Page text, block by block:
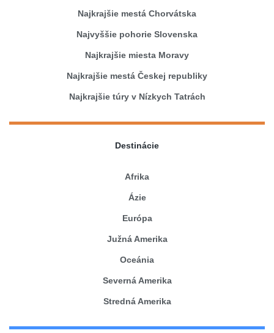
Najkrajšie mestá Chorvátska
Najvyššie pohorie Slovenska
Najkrajšie miesta Moravy
Najkrajšie mestá Českej republiky
Najkrajšie túry v Nízkych Tatrách
Destinácie
Afrika
Ázie
Európa
Južná Amerika
Oceánia
Severná Amerika
Stredná Amerika